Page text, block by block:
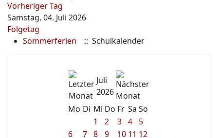
Vorheriger Tag
Samstag, 04. Juli 2026
Folgetag
Sommerferien
:: Schulkalender
Juli
2026
Mo Di Mi Do Fr Sa So
1
2 3 4
5
6
7 8 9 10 11 12